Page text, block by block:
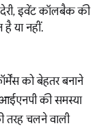
इवेंट कॉलबैक की
है या नहीं.
को बेहतर बनाने
की समस्या
चलने वाली